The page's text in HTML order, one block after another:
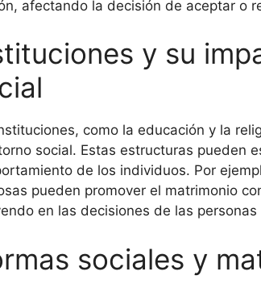
afectando la decisión de aceptar o
y su
como la educación y la
social. Estas estructuras pueden
de los individuos. Por
pueden promover el matrimonio
en las decisiones de las
sociales y